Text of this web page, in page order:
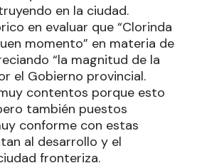
en la ciudad.
en evaluar que “Clorinda
momento” en materia de
“la magnitud de la
el Gobierno provincial.
contentos porque esto
también puestos
conforme con estas
al desarrollo y el
fronteriza.